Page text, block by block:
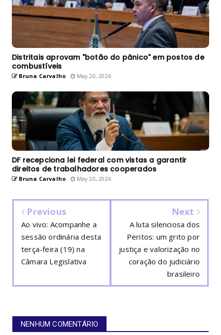
Distritais aprovam "botão do pânico" em postos de
combustíveis
Bruna Carvalho May 20, 2026
DF recepciona lei federal com vistas a garantir
direitos de trabalhadores cooperados
Bruna Carvalho May 20, 2026
Previous
Ao vivo: Acompanhe a
sessão ordinária desta
terça-feira (19) na
Câmara Legislativa
Next
A luta silenciosa dos
Peritos: um grito por
justiça e valorização no
coração do judiciário
brasileiro
NENHUM COMENTÁRIO